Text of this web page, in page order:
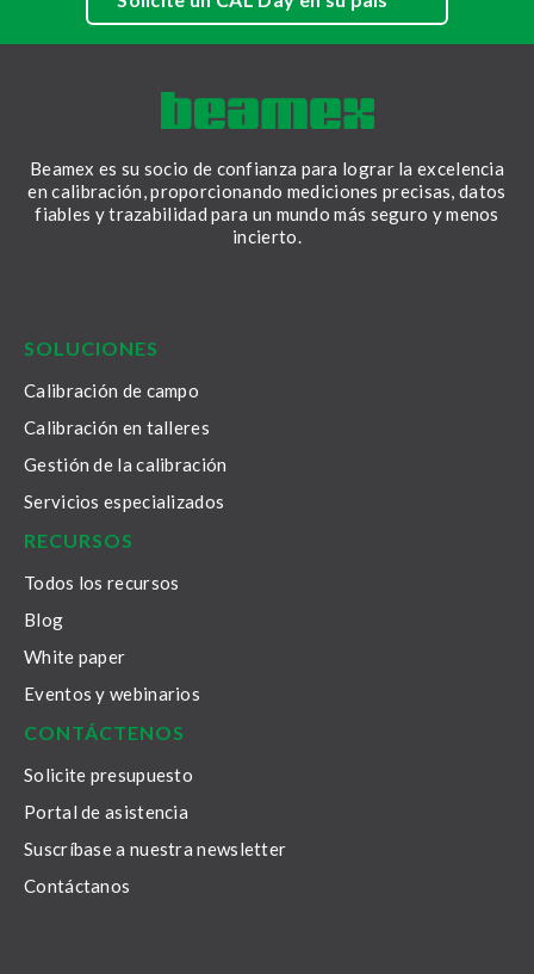
Beamex es su socio de confianza para lograr la excelencia
en calibración, proporcionando mediciones precisas, datos
fiables y trazabilidad para un mundo más seguro y menos
incierto.
SOLUCIONES
Calibración de campo
Calibración en talleres
Gestión de la calibración
Servicios especializados
RECURSOS
Todos los recursos
Blog
White paper
Eventos y webinarios
CONTÁCTENOS
Solicite presupuesto
Portal de asistencia
Suscríbase a nuestra newsletter
Contáctanos